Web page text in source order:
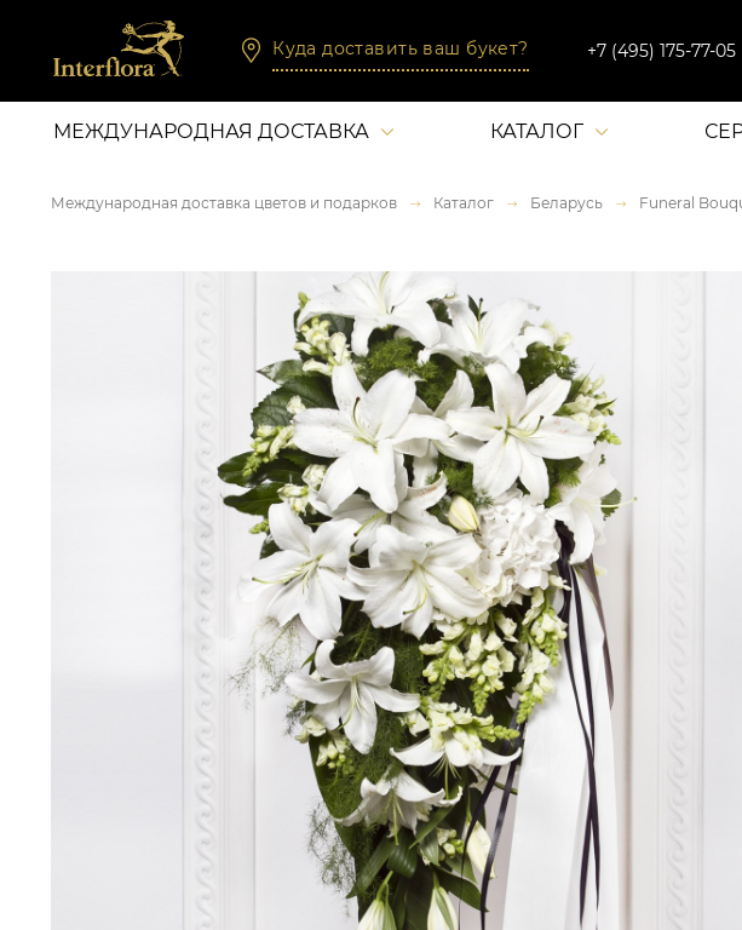
Куда доставить ваш букет? +7 (495) 175-77-05
МЕЖДУНАРОДНАЯ ДОСТАВКА КАТАЛОГ
Международная доставка цветов и подарков Каталог Беларусь Funeral